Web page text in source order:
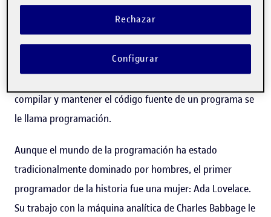
Los lenguajes de programación están formados por un
conjunto de símbolos y reglas sintácticas y semánticas
que definen su estructura y el significado de sus
compilar y mantener el código fuente de un programa se
le llama programación.
Aunque el mundo de la programación ha estado
tradicionalmente dominado por hombres, el primer
programador de la historia fue una mujer: Ada Lovelace.
Su trabajo con la máquina analítica de Charles Babbage le
Rechazar
Configurar